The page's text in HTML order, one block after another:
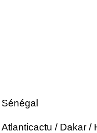
Sénégal
Atlanticactu / Dakar /